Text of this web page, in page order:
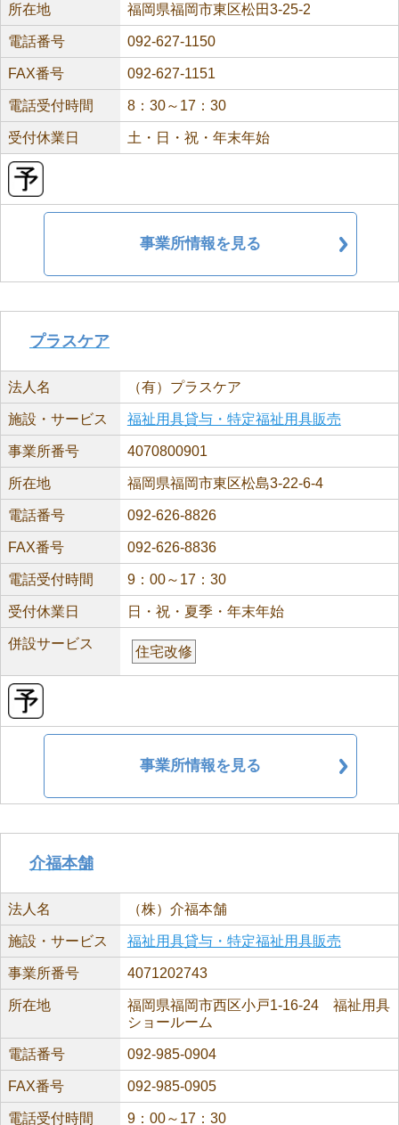
所在地 福岡県福岡市東区松田3-25-2
電話番号 092-627-1150
FAX番号 092-627-1151
電話受付時間 8：30～17：30
受付休業日 土・日・祝・年末年始
事業所情報を見る
プラスケア
法人名 （有）プラスケア
施設・サービス 福祉用具貸与・特定福祉用具販売
事業所番号 4070800901
所在地 福岡県福岡市東区松島3-22-6-4
電話番号 092-626-8826
FAX番号 092-626-8836
電話受付時間 9：00～17：30
受付休業日 日・祝・夏季・年末年始
併設サービス
住宅改修
事業所情報を見る
介福本舗
法人名 （株）介福本舗
施設・サービス 福祉用具貸与・特定福祉用具販売
事業所番号 4071202743
所在地
福岡県福岡市西区小戸1-16-24 福祉用具
ショールーム
電話番号 092-985-0904
FAX番号 092-985-0905
電話受付時間 9：00～17：30